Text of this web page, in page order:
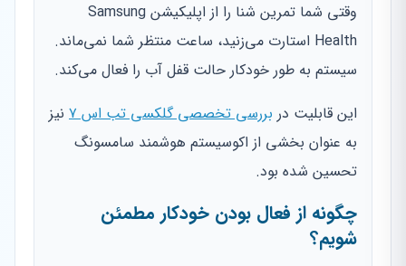
وقتی شما تمرین شنا را از اپلیکیشن Samsung
Health استارت می‌زنید، ساعت منتظر شما نمی‌ماند.
سیستم به طور خودکار حالت قفل آب را فعال می‌کند.
این قابلیت در بررسی تخصصی گلکسی تب اس ۷ نیز
به عنوان بخشی از اکوسیستم هوشمند سامسونگ
تحسین شده بود.
چگونه از فعال بودن خودکار مطمئن
شویم؟